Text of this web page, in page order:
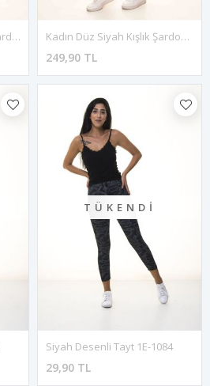
Kadın Düz Lacivert Kışlık Şardonlu Tayt 4K-3068 Kadın Düz Siyah Kışlık Şardonlu Tayt 3K-3067
249,90 TL
TÜKENDI
Siyah Desenli Tayt 1E-1084
29,90 TL